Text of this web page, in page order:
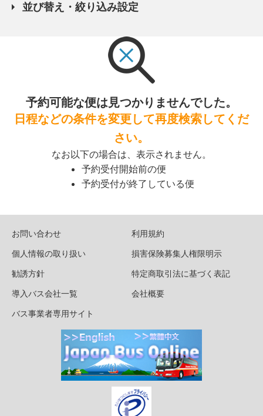
並び替え・絞り込み設定
予約可能な便は見つかりませんでした。
日程などの条件を変更して再度検索してくだ
さい。
なお以下の場合は、表示されません。
予約受付開始前の便
予約受付が終了している便
お問い合わせ
利用規約
個人情報の取り扱い
損害保険募集人権限明示
勧誘方針
特定商取引法に基づく表記
導入バス会社一覧
会社概要
バス事業者専用サイト